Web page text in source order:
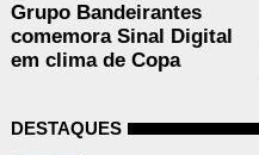
Grupo Bandeirantes
comemora Sinal Digital
em clima de Copa
DESTAQUES